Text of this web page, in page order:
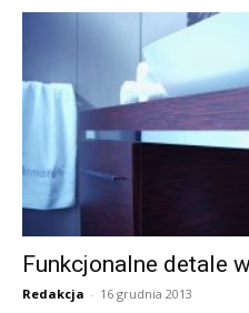
Funkcjonalne detale
Redakcja - 16 grudnia 2013